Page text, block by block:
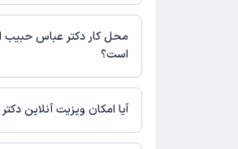
ساختمان مرکزی بهداشت : 02166709086
محل کار دکتر عباس حبیب
است؟
اطلاعاتی درباره محل فعالیت
آیا امکان ویزیت آنلاین
در حال حاضر اطلاعاتی درباره